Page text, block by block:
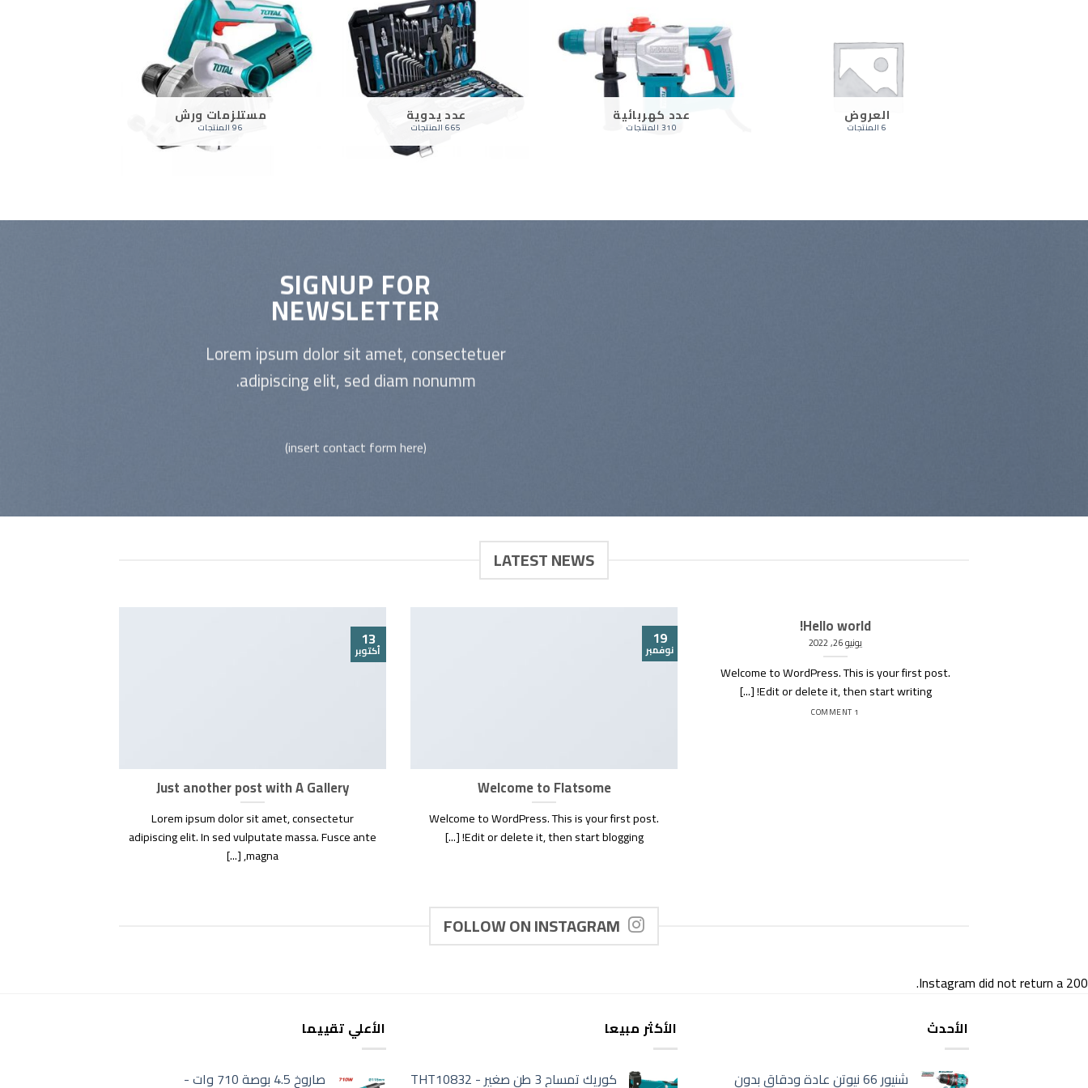
العروض
6 المنتجات
عدد كهربائية
310 المنتجات
عدد يدوية
665 المنتجات
مستلزمات ورش
96 المنتجات
SIGNUP FOR
NEWSLETTER
Lorem ipsum dolor sit amet, consectetuer
adipiscing elit, sed diam nonumm.
(insert contact form here)
LATEST NEWS
Hello world!
يونيو 26, 2022
Welcome to WordPress. This is your first post.
Edit or delete it, then start writing! [...]
1 COMMENT
Welcome to Flatsome
Welcome to WordPress. This is your first post.
Edit or delete it, then start blogging! [...]
19
نوفمبر
Just another post with A Gallery
Lorem ipsum dolor sit amet, consectetur
adipiscing elit. In sed vulputate massa. Fusce ante
magna, [...]
13
أكتوبر
FOLLOW ON INSTAGRAM
Instagram did not return a 200.
الأحدث
شنيور 66 نيوتن عادة ودقاق بدون
الأكثر مبيعا
كوريك تمساح 3 طن صغير - THT10832
الأعلي تقييما
صاروخ 4.5 بوصة 710 وات -